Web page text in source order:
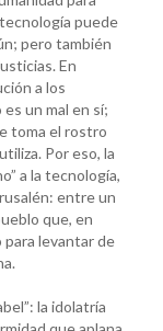
puede
pero también
En
a los
un mal en sí;
toma el rostro
Por eso, la
a la tecnología,
entre un
que, en
para levantar de
la idolatría